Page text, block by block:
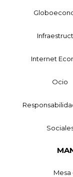
Internet
Ocio